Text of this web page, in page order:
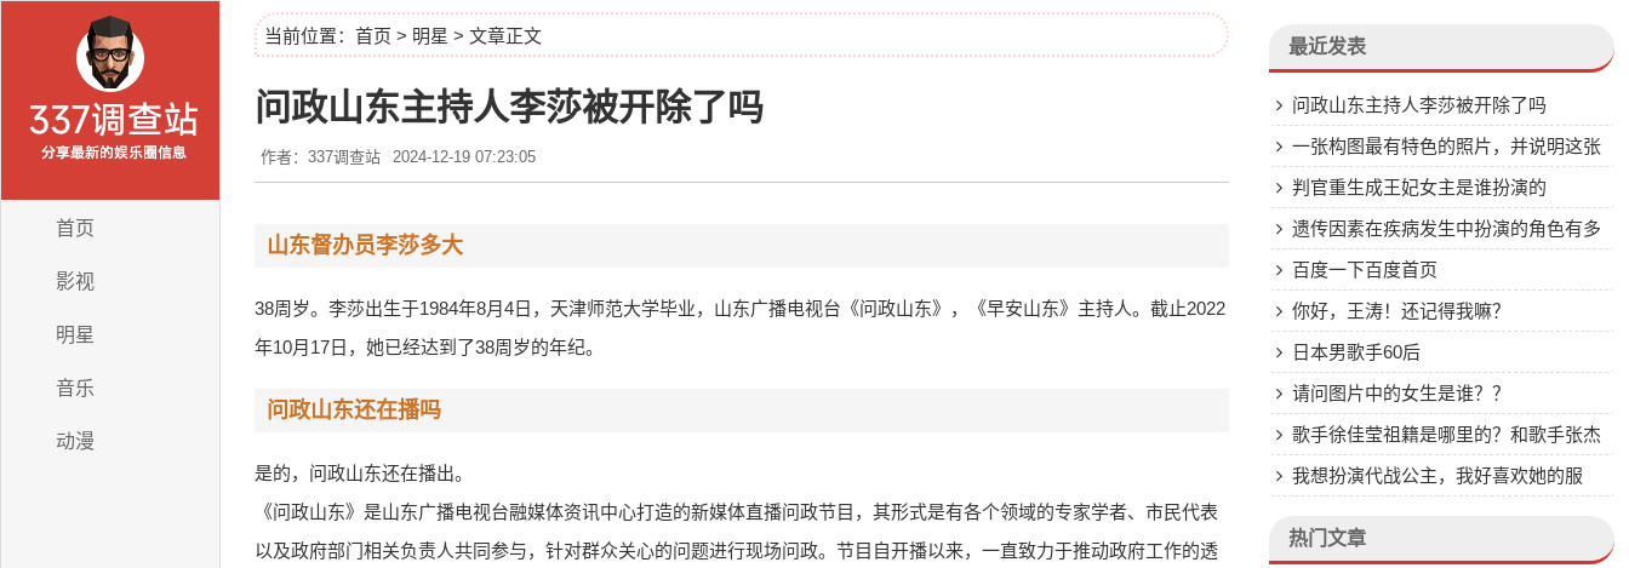
首页
影视
明星
音乐
动漫
当前位置： 首页 > 明星 > 文章正文
问政山东主持人李莎被开除了吗
作者：337调查站 2024-12-19 07:23:05
山东督办员李莎多大
38周岁。李莎出生于1984年8月4日，天津师范大学毕业，山东广播电视台《问政山东》，《早安山东》主持人。截止2022
年10月17日，她已经达到了38周岁的年纪。
问政山东还在播吗
是的，问政山东还在播出。
《问政山东》是山东广播电视台融媒体资讯中心打造的新媒体直播问政节目，其形式是有各个领域的专家学者、市民代表
以及政府部门相关负责人共同参与，针对群众关心的问题进行现场问政。节目自开播以来，一直致力于推动政府工作的透
最近发表
问政山东主持人李莎被开除了吗
一张构图最有特色的照片，并说明这张
图的构图有什么特色
判官重生成王妃女主是谁扮演的
遗传因素在疾病发生中扮演的角色有多
重要？
百度一下百度首页
你好，王涛！还记得我嘛？
日本男歌手60后
请问图片中的女生是谁？？
歌手徐佳莹祖籍是哪里的？和歌手张杰
是老乡吗？
我想扮演代战公主，我好喜欢她的服
热门文章